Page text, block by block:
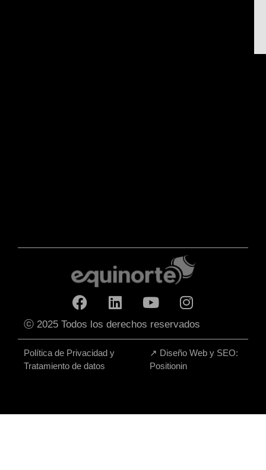
ⓒ 2025 Todos los derechos reservados
Política de Privacidad y
Tratamiento de datos
↗ Diseño Web y SEO:
Positionin